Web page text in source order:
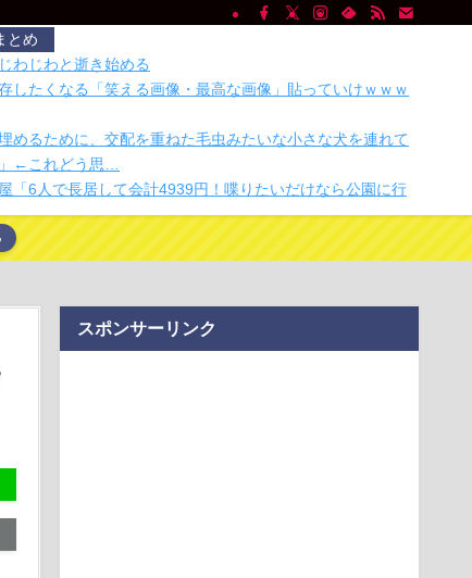
とめ
わじわと逝き始める
したくなる「笑える画像・最高な画像」貼っていけｗｗｗ
めるために、交配を重ねた毛虫みたいな小さな犬を連れて
←これどう思…
「6人で長居して会計4939円！喋りたいだけなら公園に行
プレイ動画をリニアPCMサラウンドで録画する方法、
さん 魅惑のマーメイドすぎるｗｗｗｗｗｗｗｗ
税務調査で知り合った納税者の自宅に出入りしお小遣い1億
黒木啓司、妻・宮崎麗果被告へのDV事案で逮捕されてい
スポンサーリンク